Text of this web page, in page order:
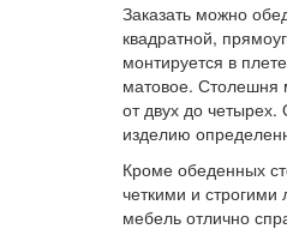
Заказать можно
квадратной,
монтируется в
матовое. Столешня
от двух до
изделию
Кроме обеденных
четкими и
мебель отлично